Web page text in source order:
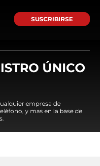
SUSCRIBIRSE
ÚNICO
empresa de
y mas en la base de